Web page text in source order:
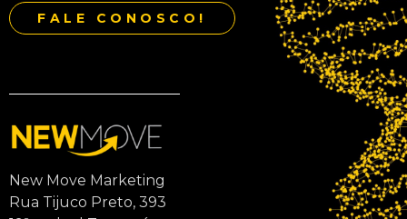
FALE CONOSCO!
New Move Marketing
Rua Tijuco Preto, 393